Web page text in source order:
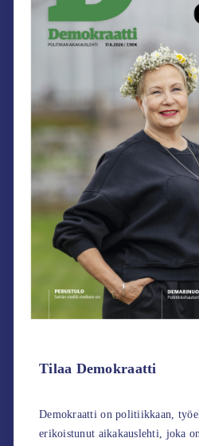
Tilaa Demokraatti
Demokraatti on politiikkaan,
erikoistunut aikakauslehti, joka